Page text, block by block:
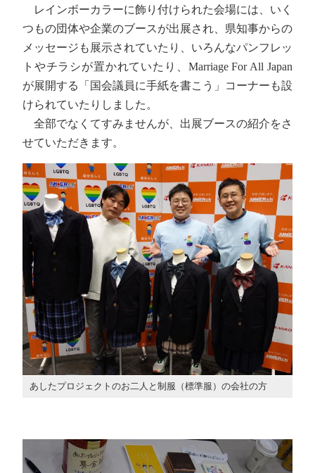
レインボーカラーに飾り付けられた会場には、いく
つもの団体や企業のブースが出展され、県知事からの
メッセージも展示されていたり、いろんなパンフレッ
トやチラシが置かれていたり、Marriage For All Japan
が展開する「国会議員に手紙を書こう」コーナーも設
けられていたりしました。
全部でなくてすみませんが、出展ブースの紹介をさ
せていただきます。
あしたプロジェクトのお二人と制服（標準服）の会社の方